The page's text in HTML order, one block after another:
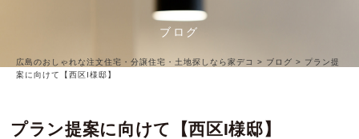
ブログ
広島のおしゃれな注文住宅・分譲住宅・土地探しなら家デコ > ブログ > プラン提
案に向けて【西区I様邸】
プラン提案に向けて【西区I様邸】